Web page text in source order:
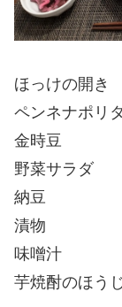
ほっけの開き
ペンネナポリ
金時豆
野菜サラダ
納豆
漬物
味噌汁
芋焼酎のほう